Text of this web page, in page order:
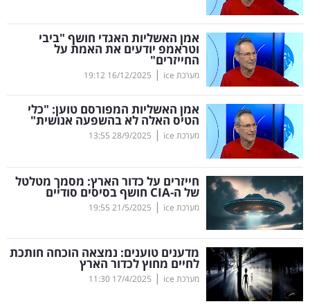
דעות
רכילות
עסקית
קריפטו
ויראלי
טלוויזיה
עסקי
ספורט
קריירה
ולימודים
אמן האשליות האגדי חושף "ביבי
וטראמפ יודעים את האמת על
החייזרים"
מערכת ice |
16/12/2025
19:12
אמן האשליות המפורסם טוען: "כלי
הטיס האלה לא בהשפעה אנושית"
מערכת ice |
28/9/2025
13:55
חייזרים על כדור הארץ: מסמך מטלטל
של ה-CIA חושף בסיסים סודיים
מערכת ice |
21/5/2025
19:55
מדענים טוענים: נמצאה הוכחה חותכת
לחיים מחוץ לכדור הארץ
מערכת ice |
17/4/2025
11:30